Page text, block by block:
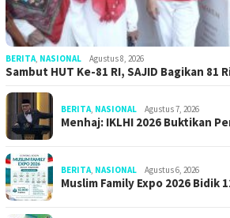
BERITA, NASIONAL Agustus 8, 2026
Sambut HUT Ke-81 RI, SAJID Bagikan 81
BERITA, NASIONAL Agustus 7, 2026
Menhaj: IKLHI 2026 Buktikan
BERITA, NASIONAL Agustus 6, 2026
Muslim Family Expo 2026 Bidik